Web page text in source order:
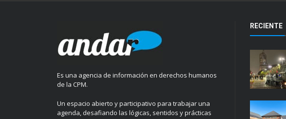
Es una agencia de información en derechos humanos
de la CPM.
Un espacio abierto y participativo para trabajar una
agenda, desafiando las lógicas, sentidos y prácticas
RECIENTE